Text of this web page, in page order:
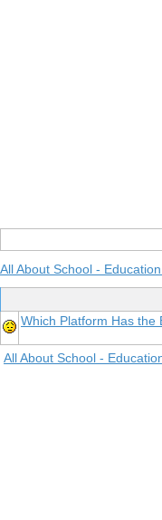
All About School -
Which Platform Has the
All About School -